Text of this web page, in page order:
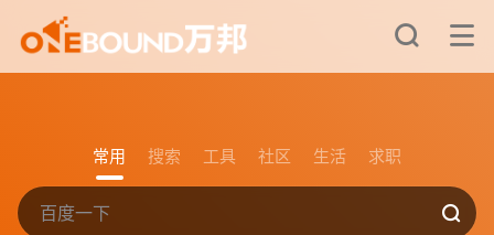
常用 搜索 工具 社区 生活 求职